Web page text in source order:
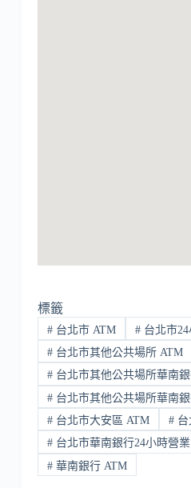
標籤
#台北市 ATM #台北市24
#台北市其他公共場所 ATM
#台北市其他公共場所華南
#台北市其他公共場所華南
#台北市大安區 ATM #台
#台北市華南銀行24小時營
#華南銀行 ATM